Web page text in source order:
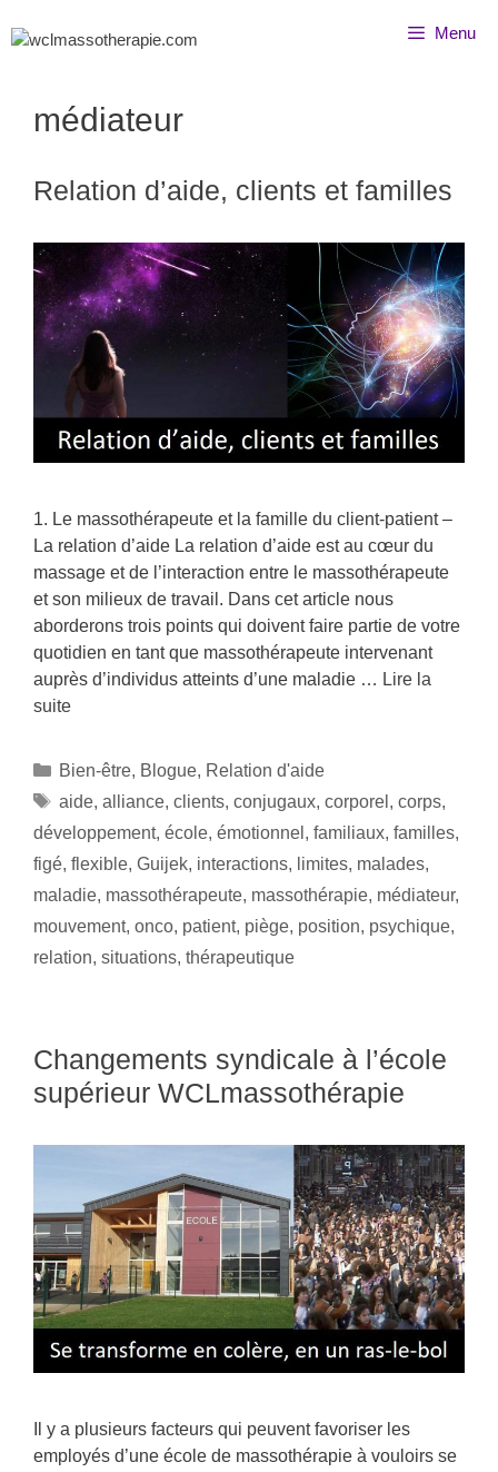
Menu
médiateur
Relation d’aide, clients et familles
1. Le massothérapeute et la famille du client-patient –
La relation d’aide La relation d’aide est au cœur du
massage et de l’interaction entre le massothérapeute
et son milieux de travail. Dans cet article nous
aborderons trois points qui doivent faire partie de votre
quotidien en tant que massothérapeute intervenant
auprès d’individus atteints d’une maladie … Lire la
suite
Bien-être, Blogue, Relation d'aide
aide, alliance, clients, conjugaux, corporel , corps,
développement, école, émotionnel , familiaux, familles,
figé, flexible, Guijek, interactions, limites, malades,
maladie, massothérapeute, massothérapie, médiateur,
mouvement, onco, patient, piège, position, psychique,
relation, situations, thérapeutique
Changements syndicale à l’école
supérieur WCLmassothérapie
Il y a plusieurs facteurs qui peuvent favoriser les
employés d’une école de massothérapie à vouloirs se